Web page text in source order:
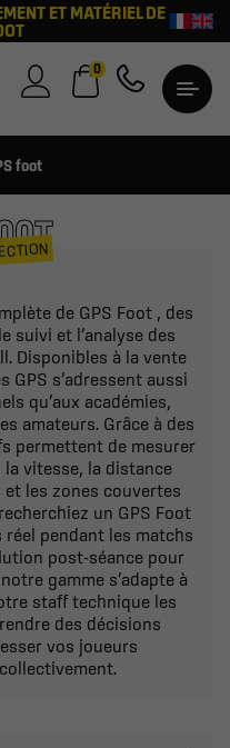
ET MATÉRIEL DE
0
foot
de GPS Foot , des
suivi et l’analyse des
Disponibles à la vente
GPS s’adressent aussi
qu’aux académies,
amateurs. Grâce à des
permettent de mesurer
vitesse, la distance
les zones couvertes
un GPS Foot
pendant les matchs
post-séance pour
gamme s’adapte à
staff technique les
des décisions
vos joueurs